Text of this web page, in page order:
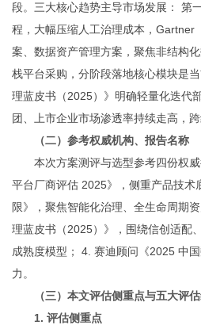
段。三大核心趋势主导市场发展： 第
程，大幅压缩人工治理成本，Gartner
案、数据资产管理方案，聚焦非结构
栈平台采购，分阶段落地核心模块是
理蓝皮书（2025）》明确轻量化迭代
团、上市企业市场渗透率持续走高，
（二）参考权威机构、报告名称
本次方案测评与选型参考四份权
平台厂商评估 2025》，侧重产品技
限》，聚焦智能化治理、全生命周期
理蓝皮书（2025）》，围绕信创适配
成熟度模型； 4. 赛迪顾问《2025 中
力。
（三）本文评估侧重点与五大评
1. 评估侧重点